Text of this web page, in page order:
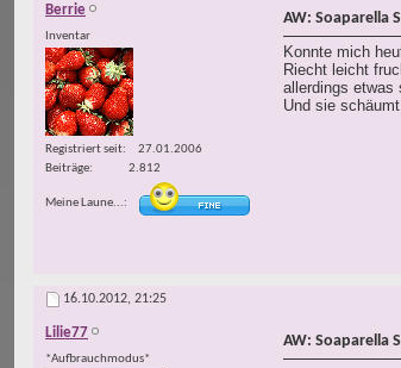
Berrie
Inventar
Registriert seit
27.01.2006
Beiträge
2.812
Meine Laune...
AW: Soaparella
Konnte mich
Riecht leicht
allerdings etwas
Und sie
16.10.2012, 21:25
Lilie77
*Aufbrauchmodus*
AW: Soaparella